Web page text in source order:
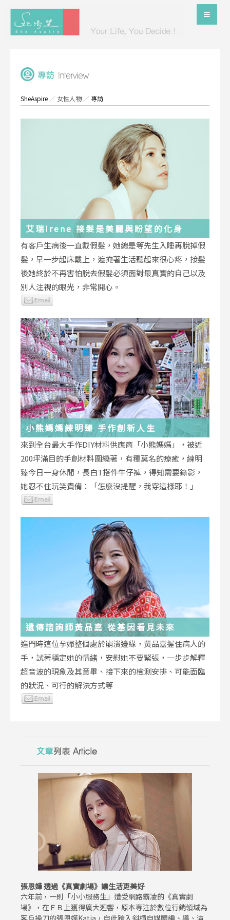
SheAspire ／ 女性人物／專訪
艾瑞Irene 接髮是美麗與盼望的化身
有客戶生病後一直戴假髮，她總是等先生入睡再脫掉假
髮，早一步起床戴上，遮掩著生活聽起來很心疼，接髮
後她終於不再害怕脫去假髮必須面對最真實的自己以及
別人注視的眼光，非常開心。
小熊媽媽練明臻 手作創新人生
來到全台最大手作DIY材料供應商「小熊媽媽」，被近
200坪滿目的手創材料圍繞著，有種莫名的療癒，練明
臻今日一身休閒，長白T搭件牛仔褲，得知需要錄影，
她忍不住玩笑責備：「怎麼沒提醒，我穿這樣耶！」
遺傳諮詢師黃品嘉 從基因看見未來
進門時這位孕婦整個處於崩潰邊緣，黃品嘉握住病人的
手，試著穩定她的情緒，安慰她不要緊張，一步步解釋
超音波的現象及其意畢、接下來的檢測安排、可能面臨
的狀況、可行的解決方式等
張恩嬅 透過《真實劇場》讓生活更美好
六年前，一則「小小服務生」遭受網路霸凌的《真實劇
場》，在ＦＢ上獲得廣大迴響，原本專注於數位行銷領域為
客戶操刀的張恩嬅Katia，自此跨入斜槓自媒體編、導、演